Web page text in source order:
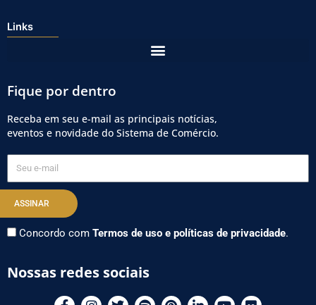
Links
Fique por dentro
Receba em seu e-mail as principais notícias,
eventos e novidade do Sistema de Comércio.
Seu
e-
ASSINAR
Concordo com Termos de uso e políticas de privacidade.
Nossas redes sociais
F I T S P L Y F